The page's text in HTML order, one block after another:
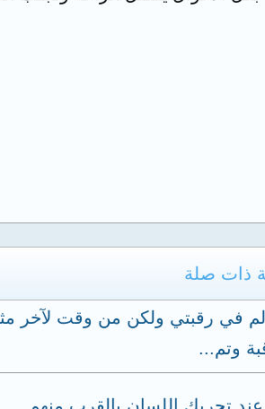
ذات صلة
في رقبتي ولكن من وقت لآخر